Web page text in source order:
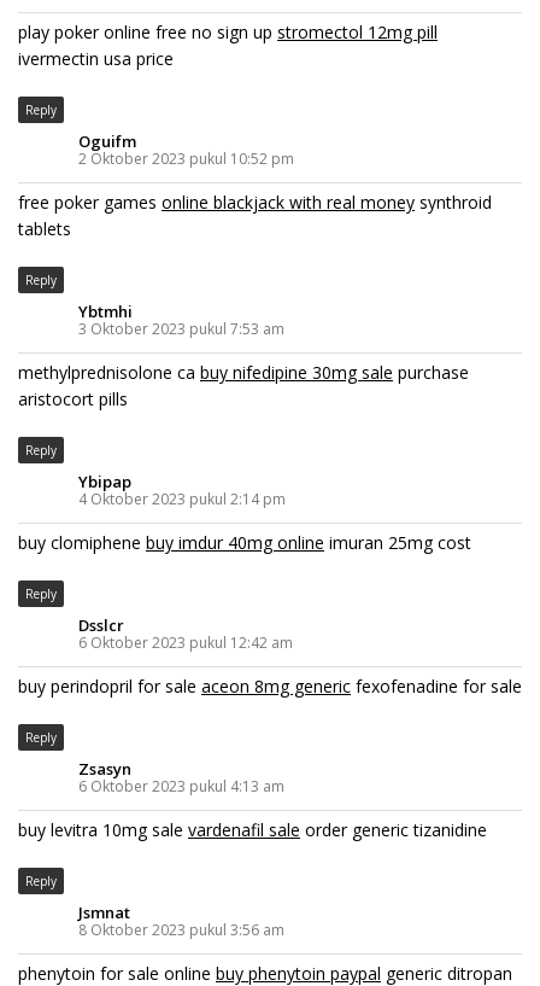
play poker online free no sign up stromectol 12mg pill
ivermectin usa price
Reply
Oguifm
2 Oktober 2023 pukul 10:52 pm
free poker games online blackjack with real money synthroid
tablets
Reply
Ybtmhi
3 Oktober 2023 pukul 7:53 am
methylprednisolone ca buy nifedipine 30mg sale purchase
aristocort pills
Reply
Ybipap
4 Oktober 2023 pukul 2:14 pm
buy clomiphene buy imdur 40mg online imuran 25mg cost
Reply
Dsslcr
6 Oktober 2023 pukul 12:42 am
buy perindopril for sale aceon 8mg generic fexofenadine for sale
Reply
Zsasyn
6 Oktober 2023 pukul 4:13 am
buy levitra 10mg sale vardenafil sale order generic tizanidine
Reply
Jsmnat
8 Oktober 2023 pukul 3:56 am
phenytoin for sale online buy phenytoin paypal generic ditropan